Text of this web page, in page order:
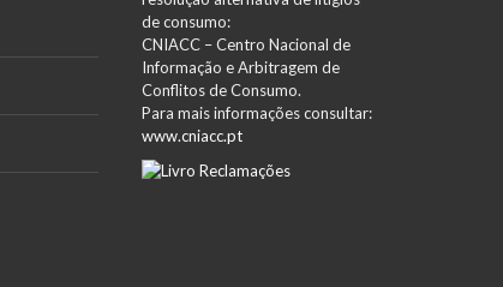
de consumo:
CNIACC – Centro Nacional de
Informação e Arbitragem de
Conflitos de Consumo.
Para mais informações consultar:
www.cniacc.pt